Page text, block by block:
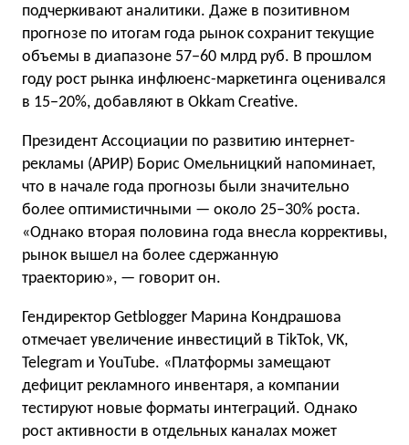
подчеркивают аналитики. Даже в позитивном
прогнозе по итогам года рынок сохранит текущие
объемы в диапазоне 57−60 млрд руб. В прошлом
году рост рынка инфлюенс-маркетинга оценивался
в 15−20%, добавляют в Okkam Creative.
Президент Ассоциации по развитию интернет-
рекламы (АРИР) Борис Омельницкий напоминает,
что в начале года прогнозы были значительно
более оптимистичными — около 25−30% роста.
«Однако вторая половина года внесла коррективы,
рынок вышел на более сдержанную
траекторию», — говорит он.
Гендиректор Getblogger Марина Кондрашова
отмечает увеличение инвестиций в TikTok, VK,
Telegram и YouTube. «Платформы замещают
дефицит рекламного инвентаря, а компании
тестируют новые форматы интеграций. Однако
рост активности в отдельных каналах может